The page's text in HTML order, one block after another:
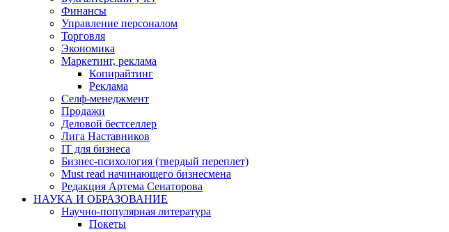
Финансы
Управление персоналом
Торговля
Экономика
Маркетинг, реклама
Копирайтинг
Реклама
Селф-менеджмент
Продажи
Деловой бестселлер
Лига Наставников
IT для бизнеса
Бизнес-психология (твердый переплет)
Must read начинающего бизнесмена
Редакция Артема Сенаторова
НАУКА И ОБРАЗОВАНИЕ
Научно-популярная литература
Покеты